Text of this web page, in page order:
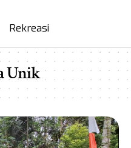
Rekreasi
Unik